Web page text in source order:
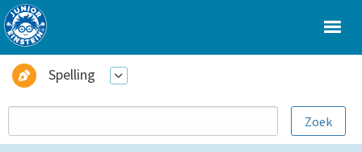
Spelling